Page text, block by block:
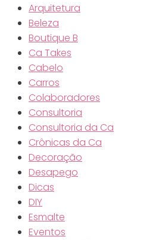
Arquitetura
Beleza
Boutique B
Ca Takes
Cabelo
Carros
Colaboradores
Consultoria
Consultoria da Ca
Crônicas da Ca
Decoração
Desapego
Dicas
DIY
Esmalte
Eventos